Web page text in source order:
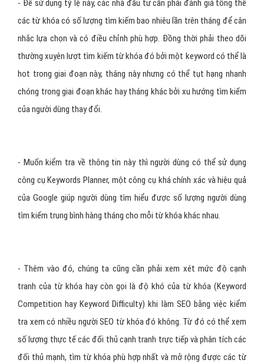
- Để sử dụng tỷ lệ này, các nhà đầu tư cần phải đánh giá tổng thể
các từ khóa có số lượng tìm kiếm bao nhiêu lần trên tháng để cân
nhắc lựa chọn và có điều chỉnh phù hợp. Đồng thời phải theo dõi
thường xuyên lượt tìm kiếm từ khóa đó bởi một keyword có thể là
hot trong giai đoạn này, tháng này nhưng có thể tụt hạng nhanh
chóng trong giai đoạn khác hay tháng khác bởi xu hướng tìm kiếm
của người dùng thay đổi.
- Muốn kiểm tra về thông tin này thì người dùng có thể sử dụng
công cụ Keywords Planner, một công cụ khá chính xác và hiệu quả
của Google giúp người dùng tìm hiểu được số lượng người dùng
tìm kiếm trung bình hàng tháng cho mỗi từ khóa khác nhau.
- Thêm vào đó, chúng ta cũng cần phải xem xét mức độ cạnh
tranh của từ khóa hay còn gọi là độ khó của từ khóa (Keyword
Competition hay Keyword Difficulty) khi làm SEO bằng việc kiểm
tra xem có nhiều người SEO từ khóa đó không. Từ đó có thể xem
số lượng thực tế các đối thủ cạnh tranh trực tiếp và phân tích các
đối thủ mạnh, tìm từ khóa phù hợp nhất và mở rộng được các từ